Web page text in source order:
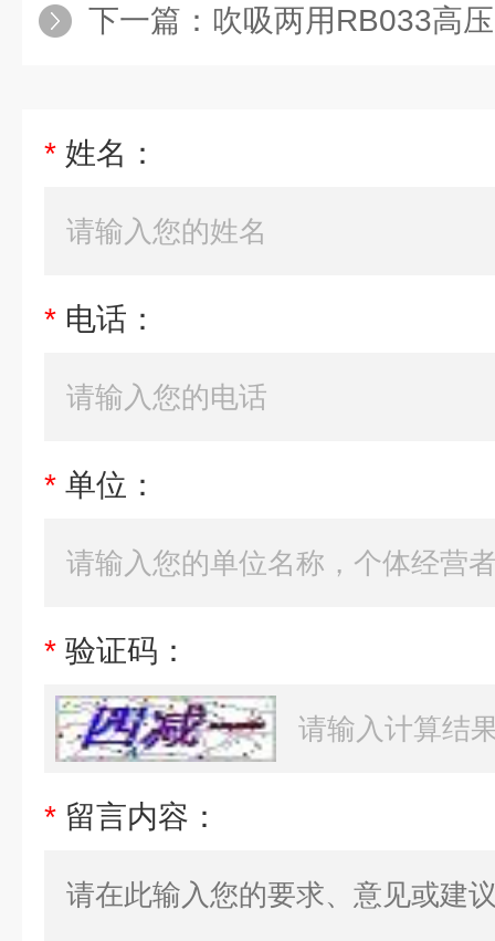
下一篇： 吹吸两用RB033高压
* 姓名：
* 电话：
* 单位：
* 验证码：
* 留言内容：